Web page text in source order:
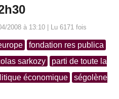
2008 à 13:10 | Lu 6171 fois
fondation res publica
sarkozy
parti de toute la
économique
ségolène